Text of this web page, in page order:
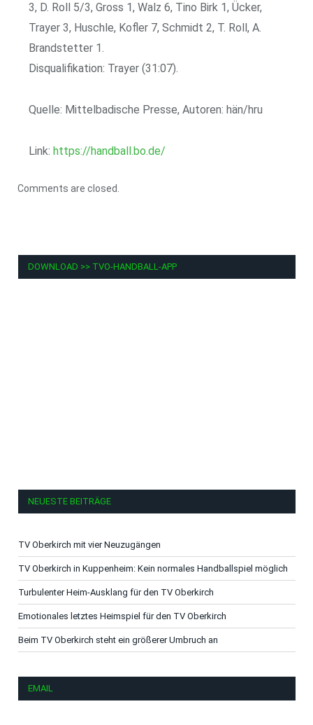
3, D. Roll 5/3, Gross 1, Walz 6, Tino Birk 1, Ücker,
Trayer 3, Huschle, Kofler 7, Schmidt 2, T. Roll, A.
Brandstetter 1.
Disqualifikation: Trayer (31:07).
Quelle: Mittelbadische Presse, Autoren: hän/hru
Link: https://handball.bo.de/
Comments are closed.
DOWNLOAD >> TVO-HANDBALL-APP
NEUESTE BEITRÄGE
TV Oberkirch mit vier Neuzugängen
TV Oberkirch in Kuppenheim: Kein normales Handballspiel möglich
Turbulenter Heim-Ausklang für den TV Oberkirch
Emotionales letztes Heimspiel für den TV Oberkirch
Beim TV Oberkirch steht ein größerer Umbruch an
EMAIL